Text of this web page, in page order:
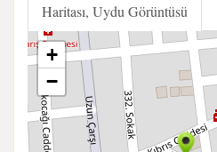
Haritası, Uydu Görüntüsü
+
−